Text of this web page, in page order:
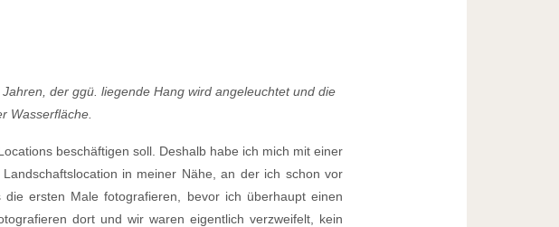
der ggü. liegende Hang wird angeleuchtet und die
Wasserfläche.
beschäftigen soll. Deshalb habe ich mich mit einer
in meiner Nähe, an der ich schon vor
ersten Male fotografieren, bevor ich überhaupt einen
dort und wir waren eigentlich verzweifelt, kein